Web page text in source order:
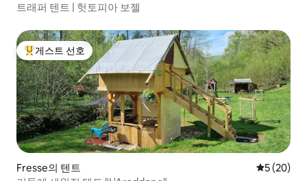
트래퍼 텐트 | 헛토피아 보젤
상위 게스트 선호
게스트 선호
Fresse의 텐트 평점 5점(5
5 (20)